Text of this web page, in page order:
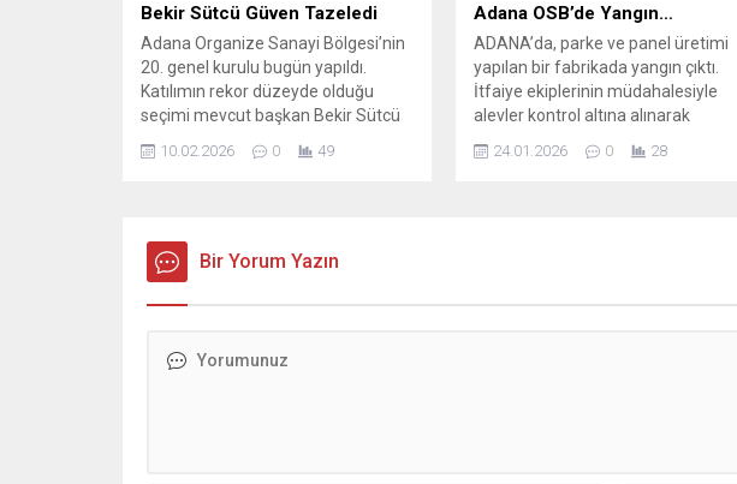
Bekir Sütcü Güven Tazeledi
Adana Organize Sanayi Bölgesi’nin
20. genel kurulu bugün yapıldı.
Katılımın rekor düzeyde olduğu
seçimi mevcut başkan Bekir Sütcü
kongrenin galibi yaklaşık 30 oy
10.02.2026 0 49
Adana OSB’de Yangın…
ADANA’da, parke ve panel üretimi
yapılan bir fabrikada yangın çıktı.
İtfaiye ekiplerinin müdahalesiyle
alevler kontrol altına alınarak
00.15 sıralarında Sarıçam ilçesi
yükseldiğini fark etti. Durumun 112
24.01.2026 0 28
Bir Yorum Yazın